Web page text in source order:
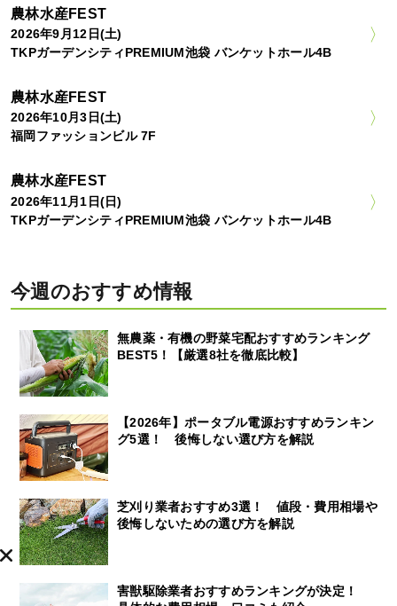
農林水産FEST
2026年9月12日(土)
TKPガーデンシティPREMIUM池袋 バンケットホール4B
農林水産FEST
2026年10月3日(土)
福岡ファッションビル 7F
農林水産FEST
2026年11月1日(日)
TKPガーデンシティPREMIUM池袋 バンケットホール4B
今週のおすすめ情報
無農薬・有機の野菜宅配おすすめランキング
BEST5！【厳選8社を徹底比較】
【2026年】ポータブル電源おすすめランキン
グ5選！ 後悔しない選び方を解説
芝刈り業者おすすめ3選！ 値段・費用相場や
後悔しないための選び方を解説
害獣駆除業者おすすめランキングが決定！